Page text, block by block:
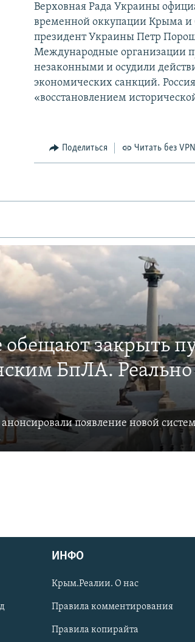
Верховная Рада Украины
временной оккупации Крыма и
президент Украины Петр
Международные организации
незаконными и осудили
экономических санкций.
«восстановлением
Поделиться Читать без VPN
обещают закрыть
БпЛА.
анонсировали появление новой
ИНФО
Крым.Реалии. О нас
Правила комментирования
Правила копирайта